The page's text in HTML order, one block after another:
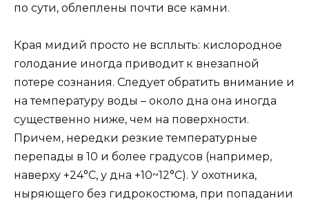
по сути, облеплены почти все камни.
Края мидий просто не всплыть: кислородное
голодание иногда приводит к внезапной
потере сознания. Следует обратить внимание и
на температуру воды – около дна она иногда
существенно ниже, чем на поверхности.
Причем, нередки резкие температурные
перепады в 10 и более градусов (например,
наверху +24°С, у дна +10~12°С). У охотника,
ныряющего без гидрокостюма, при попадании